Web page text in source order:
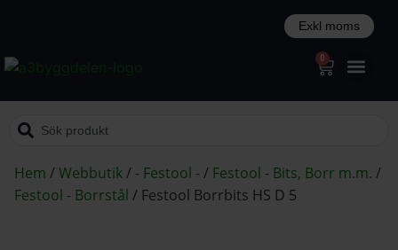
0
Hem /Webbutik/ - Festool -/ Festool - Bits, Borr m.m. /
Festool - Borrstål / Festool Borrbits HS D 5